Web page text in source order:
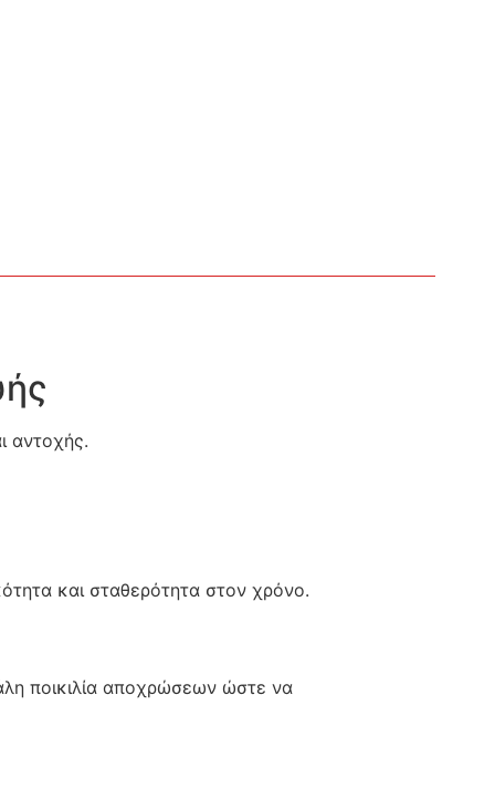
αντοχής.
και σταθερότητα στον χρόνο.
ποικιλία αποχρώσεων ώστε να